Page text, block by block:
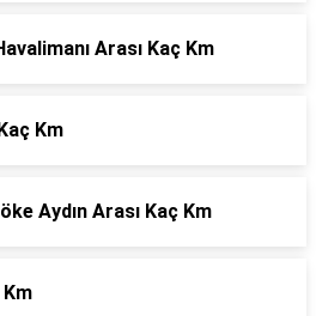
Arası Kaç Km
Km
Aydın Arası Kaç Km